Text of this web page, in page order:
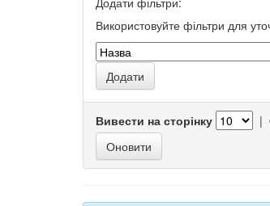
Використовуйте фільтри для
Вивести на сторінку |